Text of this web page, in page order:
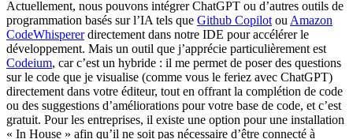
Actuellement, nous pouvons intégrer ChatGPT ou d’autres outils de
programmation basés sur l’IA tels que Github Copilot ou Amazon
CodeWhispererdirectement dans notre IDE pour accélérer le
développement. Mais un outil que j’apprécie particulièrement est
Codeium, car c’est un hybride : il me permet de poser des questions
sur le code que je visualise (comme vous le feriez avec ChatGPT)
directement dans votre éditeur, tout en offrant la complétion de code
ou des suggestions d’améliorations pour votre base de code, et c’est
gratuit. Pour les entreprises, il existe une option pour une installation
« In House » afin qu’il ne soit pas nécessaire d’être connecté à